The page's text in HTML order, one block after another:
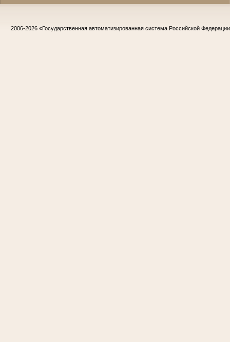
2006-2026 «Государственная автоматизированная система Российской